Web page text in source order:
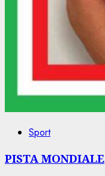
Sport
PISTA MONDIALE